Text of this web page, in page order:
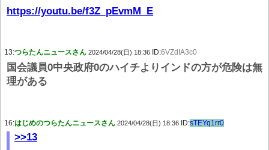
https://youtu.be/f3Z_pEvmM_E
13:つらたんニュースさん 2024/04/28(日) 18:36 ID:6VZdIA3c0
国会議員0中央政府0のハイチよりインドの方が危険は無
理がある
16:はじめのつらたんニュースさん 2024/04/28(日) 18:36 ID:sTEYq1rr0
>>13